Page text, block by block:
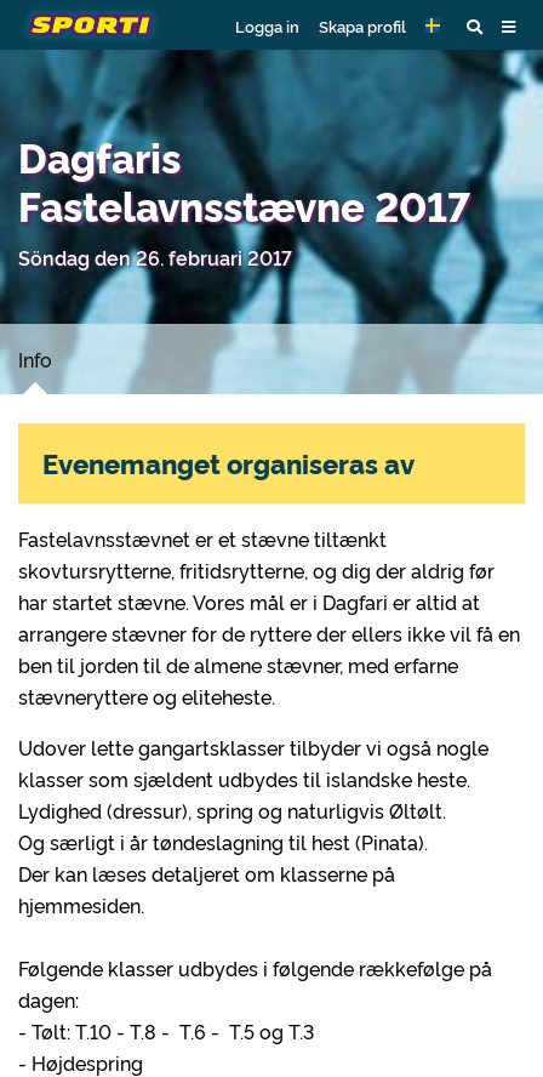
Logga in Skapa profil
Dagfaris
Fastelavnsstævne 2017
Söndag den 26. februari 2017
Info
Fastelavnsstævnet er et stævne tiltænkt
skovtursrytterne, fritidsrytterne, og dig der aldrig før
har startet stævne. Vores mål er i Dagfari er altid at
arrangere stævner for de ryttere der ellers ikke vil få en
ben til jorden til de almene stævner, med erfarne
stævneryttere og eliteheste.
Udover lette gangartsklasser tilbyder vi også nogle
klasser som sjældent udbydes til islandske heste.
Lydighed (dressur), spring og naturligvis Øltølt.
Og særligt i år tøndeslagning til hest (Pinata).
Der kan læses detaljeret om klasserne på
hjemmesiden.
Følgende klasser udbydes i følgende rækkefølge på
dagen:
- Tølt: T.10 - T.8 - T.6 - T.5 og T.3
- Højdespring
Evenemanget organiseras av